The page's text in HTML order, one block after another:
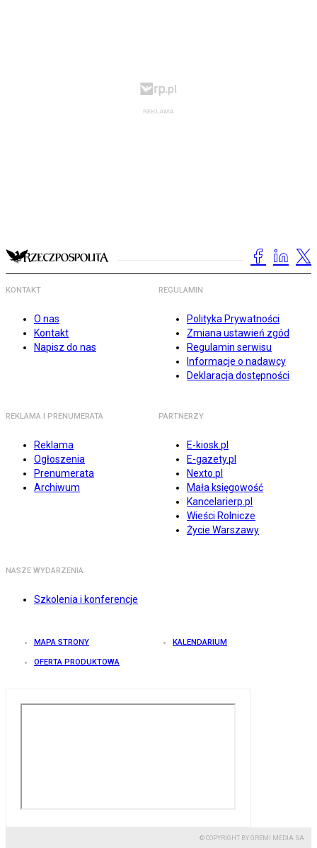
KONTAKT
O nas
Kontakt
Napisz do nas
REGULAMIN
Polityka Prywatności
Zmiana ustawień zgód
Regulamin serwisu
Informacje o nadawcy
Deklaracja dostępności
REKLAMA I PRENUMERATA
Reklama
Ogłoszenia
Prenumerata
Archiwum
PARTNERZY
E-kiosk.pl
E-gazety.pl
Nexto.pl
Mała księgowość
Kancelarierp.pl
Wieści Rolnicze
Życie Warszawy
NASZE WYDARZENIA
Szkolenia i konferencje
MAPA STRONY KALENDARIUM
OFERTA PRODUKTOWA
© COPYRIGHT BY GREMI MEDIA SA